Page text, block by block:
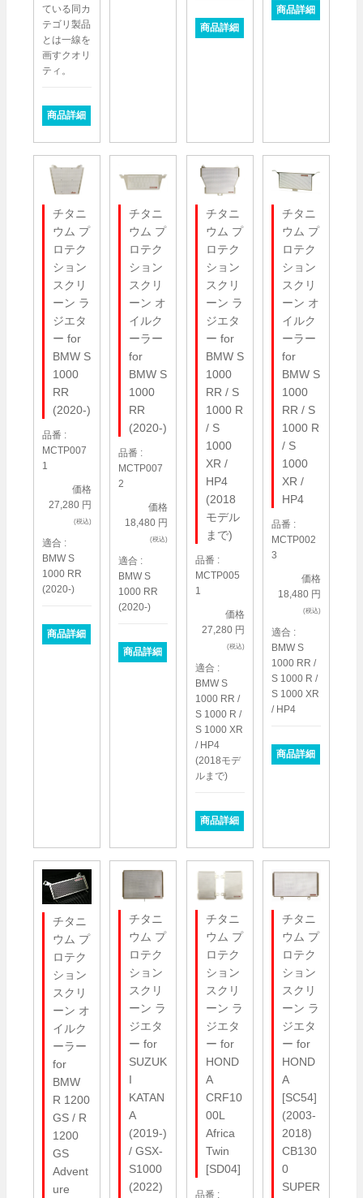
ている同カ
テゴリ製品
とは一線を
画すクオリ
ティ。
商品詳細
商品詳細
商品詳細
チタニ
ウム プ
ロテク
ション
スクリ
ーン ラ
ジエタ
ー for
BMW S
1000
RR
(2020-)
品番 :
MCTP007
1
価格
27,280 円
(税込)
適合 :
BMW S
1000 RR
(2020-)
商品詳細
チタニ
ウム プ
ロテク
ション
スクリ
ーン オ
イルク
ーラー
for
BMW S
1000
RR
(2020-)
品番 :
MCTP007
2
価格
18,480 円
(税込)
適合 :
BMW S
1000 RR
(2020-)
商品詳細
チタニ
ウム プ
ロテク
ション
スクリ
ーン ラ
ジエタ
ー for
BMW S
1000
RR / S
1000 R
/ S
1000
XR /
HP4
(2018
モデル
まで)
品番 :
MCTP005
1
価格
27,280 円
(税込)
適合 :
BMW S
1000 RR /
S 1000 R /
S 1000 XR
/ HP4
(2018モデ
ルまで)
商品詳細
チタニ
ウム プ
ロテク
ション
スクリ
ーン オ
イルク
ーラー
for
BMW S
1000
RR / S
1000 R
/ S
1000
XR /
HP4
品番 :
MCTP002
3
価格
18,480 円
(税込)
適合 :
BMW S
1000 RR /
S 1000 R /
S 1000 XR
/ HP4
商品詳細
チタニ
ウム プ
ロテク
ション
スクリ
ーン オ
イルク
ーラー
for
BMW
R 1200
GS / R
1200
GS
Advent
ure
チタニ
ウム プ
ロテク
ション
スクリ
ーン ラ
ジエタ
ー for
SUZUK
I
KATAN
A
(2019-)
/ GSX-
S1000
(2022)
チタニ
ウム プ
ロテク
ション
スクリ
ーン ラ
ジエタ
ー for
HOND
A
CRF10
00L
Africa
Twin
[SD04]
品番 :
チタニ
ウム プ
ロテク
ション
スクリ
ーン ラ
ジエタ
ー for
HOND
A
[SC54]
(2003-
2018)
CB130
0
SUPER